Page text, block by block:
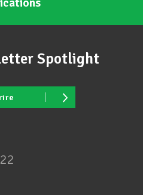
Spotlight